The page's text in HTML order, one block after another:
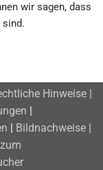
wir sagen, dass
sind.
Hinweise |
Bildnachweise |